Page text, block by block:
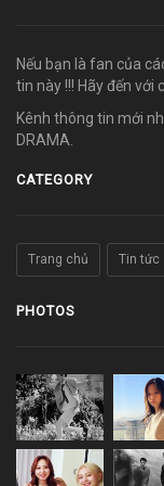
Nếu bạn là fan của
tin này !!! Hãy đến với
Kênh thông tin mới
DRAMA.
CATEGORY
Trang chủ Tin tức
PHOTOS